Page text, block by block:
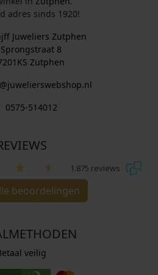
adres sinds 1920!
Juweliers Zutphen
Sprongstraat 8
Zutphen
0575-514012
1.875 reviews
beoordelingen
veilig